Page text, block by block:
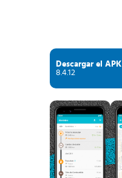
Descargar el APK
8.4.12